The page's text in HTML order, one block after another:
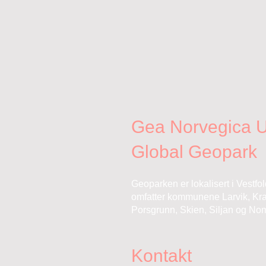
Gea Norvegica
Global Geopark
Geoparken er lokalisert i
omfatter kommunene Larvik,
Porsgrunn, Skien, Siljan og
Kontakt